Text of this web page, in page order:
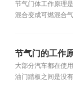
节气门体工作原理
混合变成可燃混合
节气门的工作
大部分汽车都在使
油门踏板之间是没